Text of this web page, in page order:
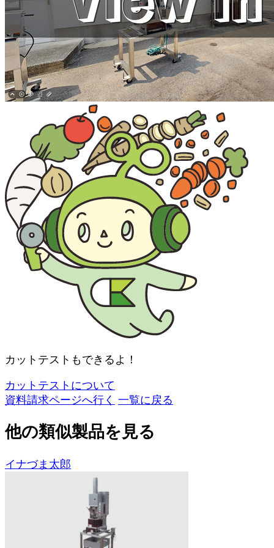
カットテストもできるよ！
カットテストについて
資料請求ページへ行く 一覧に戻る
他の類似製品を見る
イナづま太郎